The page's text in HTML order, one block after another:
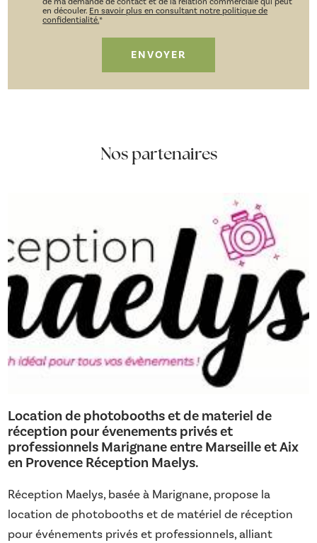
en découler. En savoir plus en consultant notre politique de
confidentialité.*
Nos partenaires
Location de photobooths et de materiel de
réception pour évenements privés et
professionnels Marignane entre Marseille et Aix
en Provence Réception Maelys.
Réception Maelys, basée à Marignane, propose la
location de photobooths et de matériel de réception
pour événements privés et professionnels, alliant